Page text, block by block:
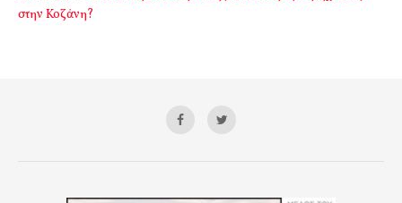
στην Κοζάνη?